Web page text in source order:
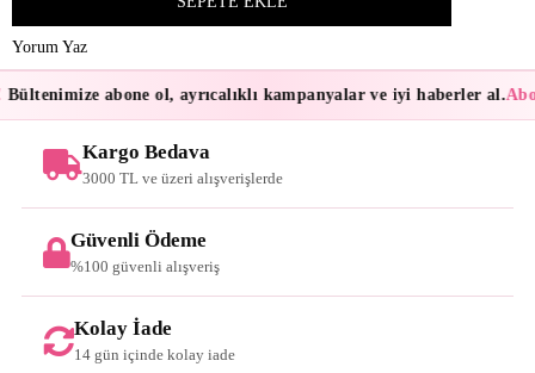
Yorum Yaz
abone ol, ayrıcalıklı kampanyalar ve iyi haberler al.
Kargo Bedava
3000 TL ve üzeri alışverişlerde
Güvenli Ödeme
%100 güvenli alışveriş
Kolay İade
14 gün içinde kolay iade